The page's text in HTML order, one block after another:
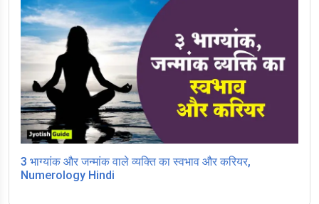
3 भाग्यांक और जन्मांक वाले व्यक्ति का स्वभाव और करियर,
Numerology Hindi